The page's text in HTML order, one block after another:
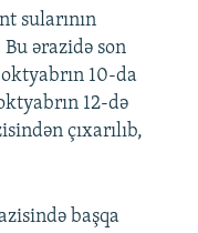
sularının
ərazidə son
10-da
12-də
çıxarılıb,
başqa